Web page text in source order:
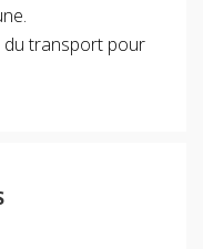
transport pour